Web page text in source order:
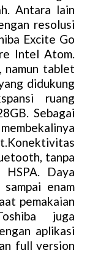
Antara lain
resolusi
Excite Go
Intel Atom.
namun tablet
didukung
ruang
Sebagai
tanpa
Daya
enam
pemakaian
juga
aplikasi
full version